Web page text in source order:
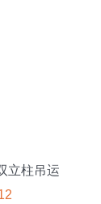
立柱吊运